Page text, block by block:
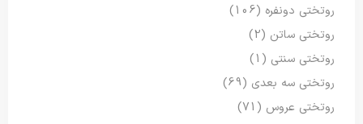
روتختی دونفره (106)
روتختی ساتن (2)
روتختی سنتی (1)
روتختی سه بعدی (69)
روتختی عروس (71)